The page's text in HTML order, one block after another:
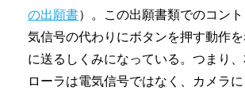
の出願書）。この出願書類でのコン
気信号の代わりにボタンを押す動作
に送るしくみになっている。つまり
ローラは電気信号ではなく、カメラ